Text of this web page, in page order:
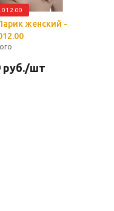
женский -
руб./шт